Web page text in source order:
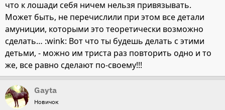
также все необходимые справки от ветеринарных
врачей. И никогда не смотрите на низкую цену, за
которую Вам предлагают научить Вашего ребенка всем
премудростям обращения с лошадью!
P. S. А лошадь (которую зовут Сакура или Кира) сейчас
пытаются продать за очень большие деньги, которых
она не стоит!
что к лошади себя ничем нельзя привязывать.
Может быть, не перечислили при этом все детали
амуниции, которыми это теоретически возможно
сделать… :wink: Вот что ты будешь делать с этими
детьми, - можно им триста раз повторить одно и то
же, все равно сделают по-своему!!!
Gayta
Новичок